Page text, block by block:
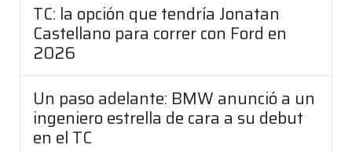
TC: la opción que tendría Jonatan
Castellano para correr con Ford en
2026
Un paso adelante: BMW anunció a un
ingeniero estrella de cara a su debut
en el TC